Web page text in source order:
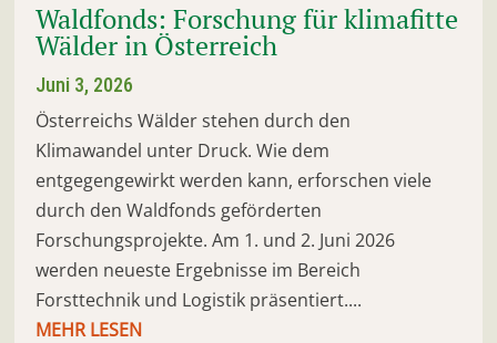
Waldfonds: Forschung für klimafitte
Wälder in Österreich
Juni 3, 2026
Österreichs Wälder stehen durch den
Klimawandel unter Druck. Wie dem
entgegengewirkt werden kann, erforschen viele
durch den Waldfonds geförderten
Forschungsprojekte. Am 1. und 2. Juni 2026
werden neueste Ergebnisse im Bereich
Forsttechnik und Logistik präsentiert....
MEHR LESEN